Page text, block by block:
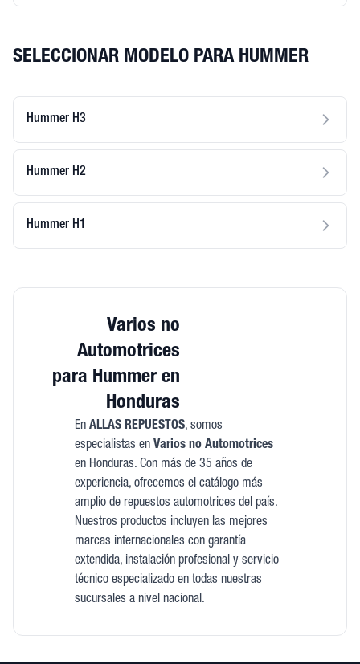
SELECCIONAR MODELO PARA HUMMER
Hummer H3
Hummer H2
Hummer H1
Varios no
Automotrices
para Hummer en
Honduras
En ALLAS REPUESTOS, somos
especialistas en Varios no Automotrices
en Honduras. Con más de 35 años de
experiencia, ofrecemos el catálogo más
amplio de repuestos automotrices del país.
Nuestros productos incluyen las mejores
marcas internacionales con garantía
extendida, instalación profesional y servicio
técnico especializado en todas nuestras
sucursales a nivel nacional.